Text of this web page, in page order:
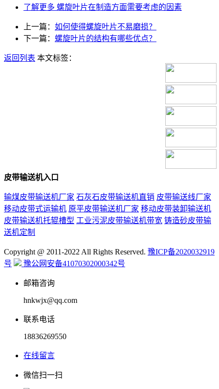
了解更多 螺旋叶片在制造方面需要考虑的因素
上一篇： 如何使得螺旋叶片不易磨损？
下一篇： 螺旋叶片的结构有哪些优点？
返回列表 本文标签：
皮带输送机入口
输煤皮带输送机厂家 石灰石皮带输送机直销 皮带输送线厂家
移动皮带式运输机 原平皮带输送机厂家 移动皮带装卸输送机
皮带输送机托辊槽型 工业污泥皮带输送机带宽 铸造砂皮带输
送机定制
Copyright @ 2011-2022 All Rights Reserved. 豫ICP备2020032919
号
豫公网安备41070302000342号
邮箱咨询
hnkwjx@qq.com
联系电话
18836269550
在线留言
微信扫一扫